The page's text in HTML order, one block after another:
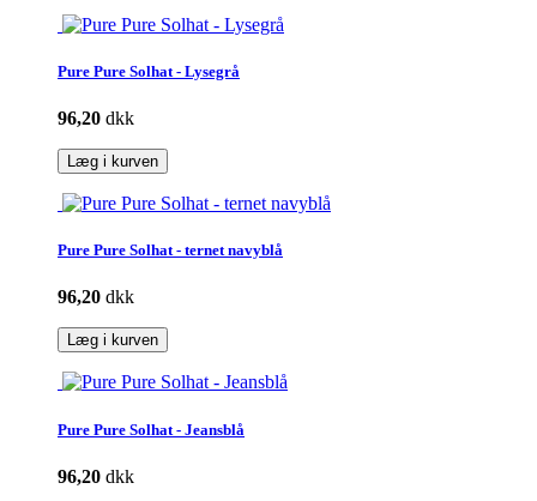
Pure Pure Solhat - Lysegrå
96,20 dkk
Læg i kurven
Pure Pure Solhat - ternet navyblå
96,20 dkk
Læg i kurven
Pure Pure Solhat - Jeansblå
96,20 dkk